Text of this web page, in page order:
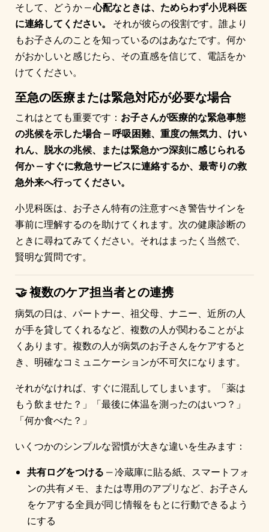
そして、どうか —心配なときは、ためらわず小児科医
に連絡してください。
それが彼らの役割です。誰より
もお子さんのことを知っているのはあなたです。何か
がおかしいと感じたら、その直感を信じて、電話をか
けてください。
至急の医療または緊急対応が必要な場合
これはとても重要です： お子さんが医療的な緊急事態
の兆候を示した場合 — 呼吸困難、重度の無気力、けい
れん、脱水の兆候、または緊急かつ深刻に感じられる
何か — すぐに救急サービスに連絡するか、最寄りの救
急外来へ行ってください。
小児科医は、お子さん特有の注意すべき警告サインを
事前に理解するのを助けてくれます。次の健康診断の
ときに尋ねてみてください。それはまったく当然で、
賢明な質問です。
🤝 複数のケア担当者との連携
病気の日は、パートナー、祖父母、ナニー、近所の人
が手を貸してくれるなど、複数の人が関わることがよ
くあります。複数の人が病気のお子さんをケアすると
き、明確なコミュニケーションが不可欠になります。
それがなければ、すぐに混乱してしまいます。「薬は
もう飲ませた？」「最後に体温を測ったのはいつ？」
「何か食べた？」
いくつかのシンプルな習慣が大きな違いを生みます：
共有ログをつける — 冷蔵庫に貼る紙、スマートフォ
ンの共有メモ、または専用のアプリなど、お子さん
をケアする全員が同じ情報をもとに行動できるよう
にする